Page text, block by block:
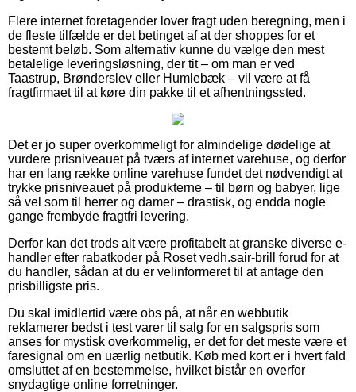
Flere internet foretagender lover fragt uden beregning, men i
de fleste tilfælde er det betinget af at der shoppes for et
bestemt beløb. Som alternativ kunne du vælge den mest
betalelige leveringsløsning, der tit – om man er ved
Taastrup, Brønderslev eller Humlebæk – vil være at få
fragtfirmaet til at køre din pakke til et afhentningssted.
Det er jo super overkommeligt for almindelige dødelige at
vurdere prisniveauet på tværs af internet varehuse, og derfor
har en lang række online varehuse fundet det nødvendigt at
trykke prisniveauet på produkterne – til børn og babyer, lige
så vel som til herrer og damer – drastisk, og endda nogle
gange frembyde fragtfri levering.
Derfor kan det trods alt være profitabelt at granske diverse e-
handler efter rabatkoder på Roset vedh.sair-brill forud for at
du handler, sådan at du er velinformeret til at antage den
prisbilligste pris.
Du skal imidlertid være obs på, at når en webbutik
reklamerer bedst i test varer til salg for en salgspris som
anses for mystisk overkommelig, er det for det meste være et
faresignal om en uærlig netbutik. Køb med kort er i hvert fald
omsluttet af en bestemmelse, hvilket bistår en overfor
snydagtige online forretninger.